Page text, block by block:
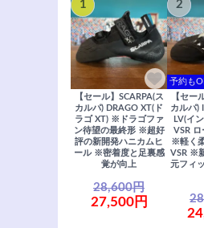
1
【セール】SCARPA(ス
カルパ) DRAGO XT(ド
ラゴ XT) ※ドラゴファ
ン待望の最終形 ※超好
評の新開発ハニカムヒ
ール ※密着度と足裏感
覚が向上
28,600円
27,500円
2
予約も
【セー
カルパ)
LV(イ
VSR ロ
※軽く
VSR ※
元フィ